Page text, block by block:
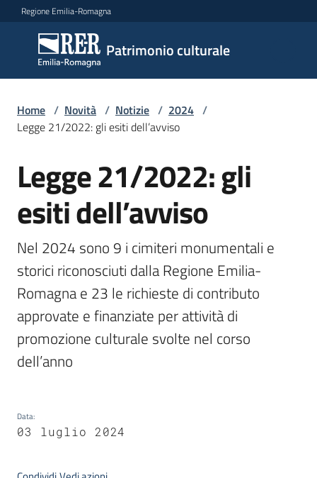
Vai al contenuto
Vai alla navigazione
Vai al footer
Regione Emilia-Romagna
Patrimonio culturale
Patrimonio
culturale
Argomenti
Novità
Servizi
Leggi
Atti
Bandi
Piani
Programmi
Mediateca
Home / Novità / Notizie / 2024 /
Legge 21/2022: gli esiti dell’avviso
Salta al contenuto
Legge 21/2022: gli
esiti dell’avviso
Nel 2024 sono 9 i cimiteri monumentali e
storici riconosciuti dalla Regione Emilia-
Romagna e 23 le richieste di contributo
approvate e finanziate per attività di
promozione culturale svolte nel corso
dell’anno
Data:
03 luglio 2024